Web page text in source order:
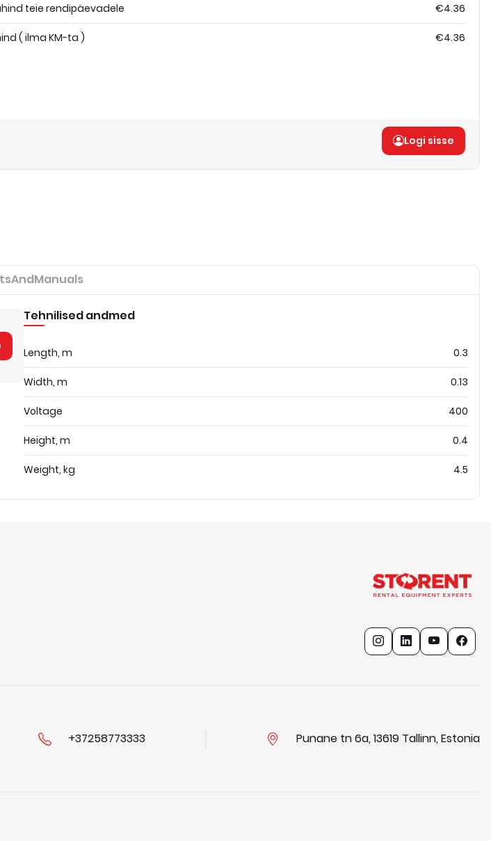
teie rendipäevadele €4.36
( ilma KM-ta ) €4.36
Logi sisse
Tehnilised andmed
Length, m 0.3
Width, m 0.13
Voltage 400
Height, m 0.4
Weight, kg 4.5
+37258773333 Punane tn 6a, 13619 Tallinn, Estonia